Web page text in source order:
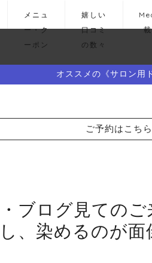
メニュ
ー・ク
ーポン
嬉しい
口コミ
の数々
オススメの《サロン用
ご予約はこち
・ブログ見ての
、染めるのが